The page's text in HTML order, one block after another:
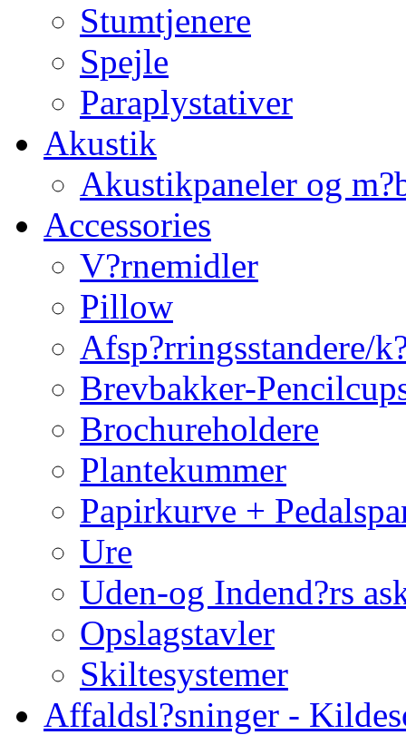
Stumtjenere
Spejle
Paraplystativer
Akustik
Akustikpaneler og
Accessories
V?rnemidler
Pillow
Afsp?rringsstandere/
Brevbakker-
Brochureholdere
Plantekummer
Papirkurve +
Ure
Uden-og Indend?rs
Opslagstavler
Skiltesystemer
Affaldsl?sninger -